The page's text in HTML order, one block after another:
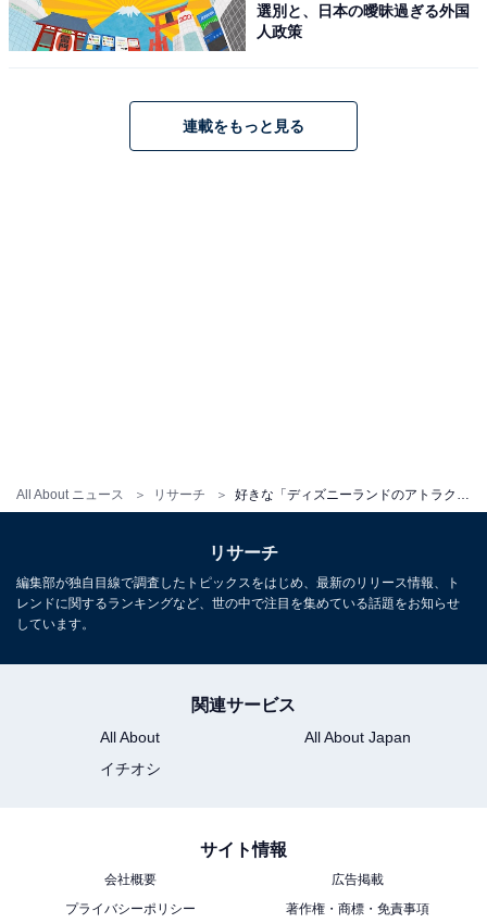
All About ニュース リサーチ
あわせて読みたい
た1位は？【2026年調査】
こちらもおすすめ
ム」を抑えた1位は？【2026年調査】
1
選別と、日本の曖昧過ぎる外国
人政策
連載をもっと見る
リサーチ
編集部が独自目線で調査したトピックスをはじめ、最新のリリース情報、ト
レンドに関するランキングなど、世の中で注目を集めている話題をお知らせ
しています。
関連サービス
All About
All About Japan
イチオシ
サイト情報
会社概要
広告掲載
プライバシーポリシー
著作権・商標・免責事項